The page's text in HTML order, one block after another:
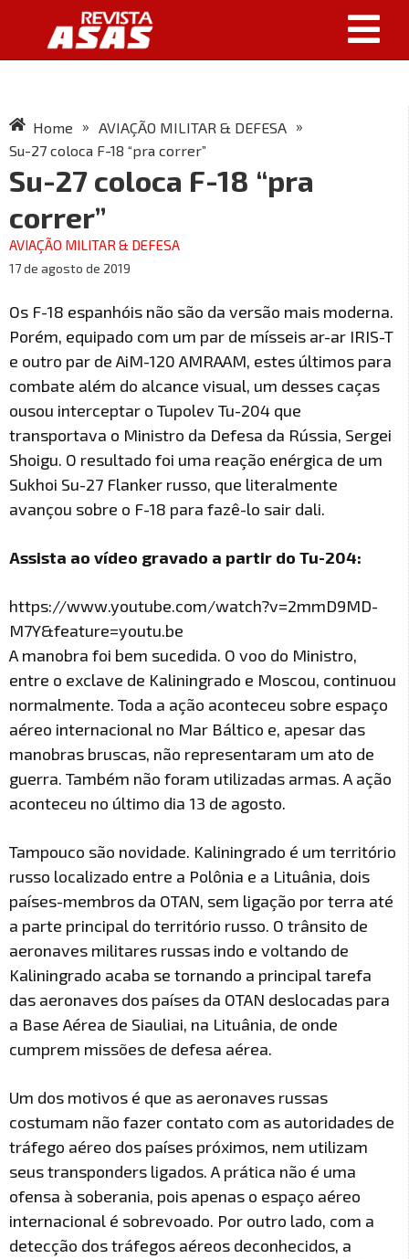
Home » AVIAÇÃO MILITAR & DEFESA »
Su-27 coloca F-18 “pra correr”
Su-27 coloca F-18 “pra
correr”
AVIAÇÃO MILITAR & DEFESA
17 de agosto de 2019
Os F-18 espanhóis não são da versão mais moderna.
Porém, equipado com um par de mísseis ar-ar IRIS-T
e outro par de AiM-120 AMRAAM, estes últimos para
combate além do alcance visual, um desses caças
ousou interceptar o Tupolev Tu-204 que
transportava o Ministro da Defesa da Rússia, Sergei
Shoigu. O resultado foi uma reação enérgica de um
Sukhoi Su-27 Flanker russo, que literalmente
avançou sobre o F-18 para fazê-lo sair dali.
Assista ao vídeo gravado a partir do Tu-204:
https://www.youtube.com/watch?v=2mmD9MD-
M7Y&feature=youtu.be
A manobra foi bem sucedida. O voo do Ministro,
entre o exclave de Kaliningrado e Moscou, continuou
normalmente. Toda a ação aconteceu sobre espaço
aéreo internacional no Mar Báltico e, apesar das
manobras bruscas, não representaram um ato de
guerra. Também não foram utilizadas armas. A ação
aconteceu no último dia 13 de agosto.
Tampouco são novidade. Kaliningrado é um território
russo localizado entre a Polônia e a Lituânia, dois
países-membros da OTAN, sem ligação por terra até
a parte principal do território russo. O trânsito de
aeronaves militares russas indo e voltando de
Kaliningrado acaba se tornando a principal tarefa
das aeronaves dos países da OTAN deslocadas para
a Base Aérea de Siauliai, na Lituânia, de onde
cumprem missões de defesa aérea.
Um dos motivos é que as aeronaves russas
costumam não fazer contato com as autoridades de
tráfego aéreo dos países próximos, nem utilizam
seus transponders ligados. A prática não é uma
ofensa à soberania, pois apenas o espaço aéreo
internacional é sobrevoado. Por outro lado, com a
detecção dos tráfegos aéreos deconhecidos, a